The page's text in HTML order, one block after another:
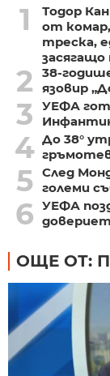
1
Тодор
от
треска,
засягащо
2
38-
язовир
3
УЕФА
4 До 38°
5 След
големи
6 УЕФА
ОЩЕ ОТ: